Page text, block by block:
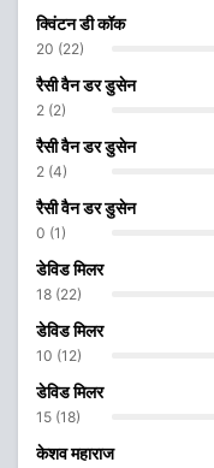
क्विंटन डी कॉक
20 (22)
रैसी वैन डर डुसेन
2 (2)
रैसी वैन डर डुसेन
2 (4)
रैसी वैन डर डुसेन
0 (1)
डेविड मिलर
18 (22)
डेविड मिलर
10 (12)
डेविड मिलर
15 (18)
केशव महाराज